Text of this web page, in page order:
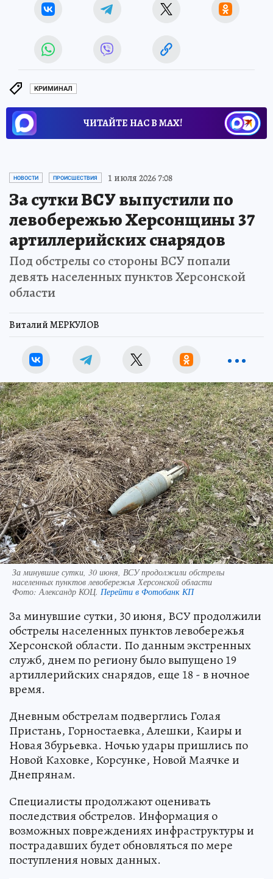
КРИМИНАЛ
ЧИТАЙТЕ НАС В МАХ!
НОВОСТИ ПРОИСШЕСТВИЯ 1 июля 2026 7:08
За сутки ВСУ выпустили по
левобережью Херсонщины 37
артиллерийских снарядов
Под обстрелы со стороны ВСУ попали
девять населенных пунктов Херсонской
области
Виталий МЕРКУЛОВ
За минувшие сутки, 30 июня, ВСУ продолжили обстрелы
населенных пунктов левобережья Херсонской области
Фото: Александр КОЦ. Перейти в Фотобанк КП
За минувшие сутки, 30 июня, ВСУ продолжили
обстрелы населенных пунктов левобережья
Херсонской области. По данным экстренных
служб, днем по региону было выпущено 19
артиллерийских снарядов, еще 18 - в ночное
время.
Дневным обстрелам подверглись Голая
Пристань, Горностаевка, Алешки, Каиры и
Новая Збурьевка. Ночью удары пришлись по
Новой Каховке, Корсунке, Новой Маячке и
Днепрянам.
Специалисты продолжают оценивать
последствия обстрелов. Информация о
возможных повреждениях инфраструктуры и
пострадавших будет обновляться по мере
поступления новых данных.